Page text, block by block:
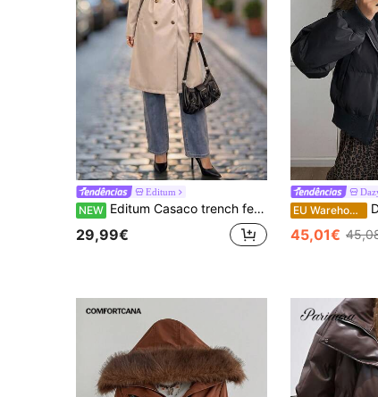
Editum
NEW Editum Casaco trench feminino vintage cáqui de manga comprida com cintura marcada, roupa de inverno para mulher, casaco de inverno para mulher, Ano Novo, casaco feminino, casaco comprido para mulher, casaco de inverno para mulher, casaco elegante, casaco trench feminino para negócios, casaco trench feminino, casaco trench comprido, casaco trench de abotoamento duplo, casaco trench com cinto na cintura, casaco trench feminino, casaco comprido, casaco feminino
29,99€
EU Warehouse
45,01€